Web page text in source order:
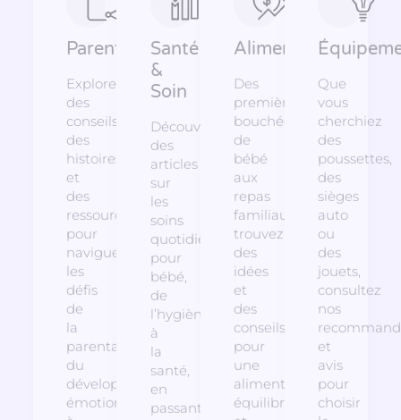
Parentalité
Explorez
des
conseils,
des
histoires
et
des
ressources
pour
naviguer
les
défis
de
la
parentalité,
du
développement
émotionnel
Santé
&
Soin
Découvrez
des
articles
sur
les
soins
quotidiens
pour
bébé,
de
l’hygiène
à
la
santé,
en
passant
Alimentation
Des
premières
bouchées
de
bébé
aux
repas
familiaux,
trouvez
des
idées
et
des
conseils
pour
une
alimentation
équilibrée
Que
vous
cherchiez
des
poussettes,
des
sièges
auto
ou
des
jouets,
consultez
nos
et
avis
pour
choisir